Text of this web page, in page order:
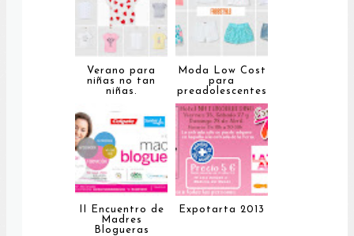
Verano para
niñas no tan
niñas.
Moda Low Cost
para
preadolescentes
.
II Encuentro de
Madres
Blogueras
Expotarta 2013